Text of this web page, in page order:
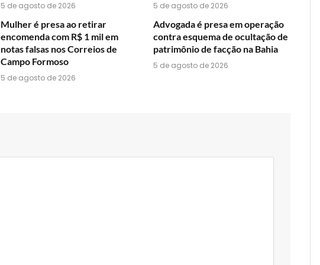
5 de agosto de 2026
Mulher é presa ao retirar
encomenda com R$ 1 mil em
notas falsas nos Correios de
Campo Formoso
5 de agosto de 2026
5 de agosto de 2026
Advogada é presa em operação
contra esquema de ocultação de
patrimônio de facção na Bahia
5 de agosto de 2026